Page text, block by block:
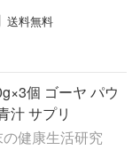
送料無料
個 ゴーヤ パウ
汁 サプリ
健康生活研究